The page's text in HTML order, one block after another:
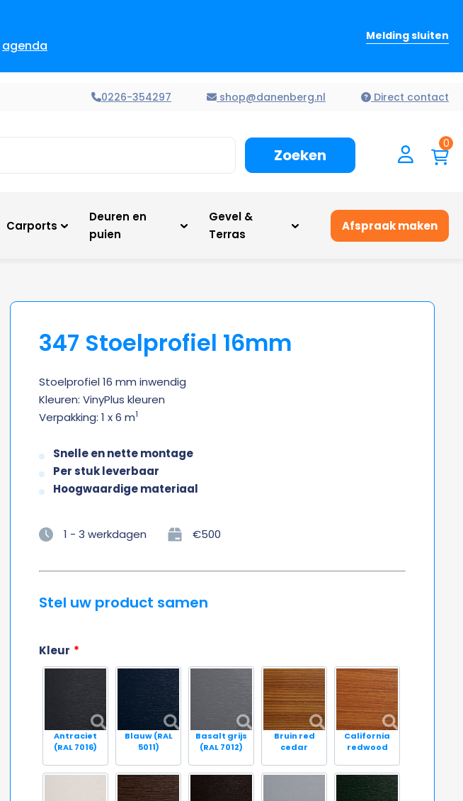
agenda
Melding sluiten
0226-354297 shop@danenberg.nl Direct contact
Zoeken
0
Carports
Deuren en
puien
Gevel &
Terras
Afspraak maken
347 Stoelprofiel 16mm
Stoelprofiel 16 mm inwendig
Kleuren: VinyPlus kleuren
Verpakking: 1 x 6 m1
Snelle en nette montage
Per stuk leverbaar
Hoogwaardige materiaal
1 - 3 werkdagen €500
Stel uw product samen
*
Kleur
Antraciet
(RAL 7016)
Blauw (RAL
5011)
Basalt grijs
(RAL 7012)
Bruin red
cedar
California
redwood